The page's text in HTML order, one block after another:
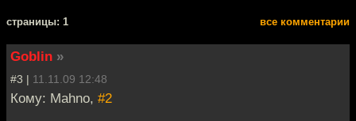
cтраницы: 1 все комментарии
Goblin »
#3 | 11.11.09 12:48
Кому: Mahno, #2